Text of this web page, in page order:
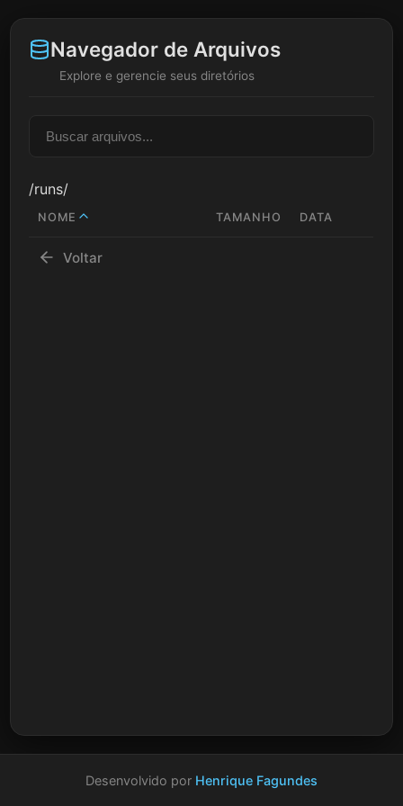
Navegador de Arquivos
Explore e gerencie seus diretórios
/runs/
NOME TAMANHO DATA
Voltar
Desenvolvido por Henrique Fagundes